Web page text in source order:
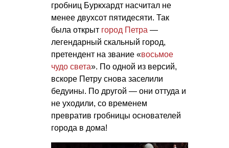
гробниц Буркхардт насчитал не
менее двухсот пятидесяти. Так
была открыт город Петра —
легендарный скальный город,
претендент на звание «восьмое
чудо света». По одной из версий,
вскоре Петру снова заселили
бедуины. По другой — они оттуда и
не уходили, со временем
превратив гробницы основателей
города в дома!